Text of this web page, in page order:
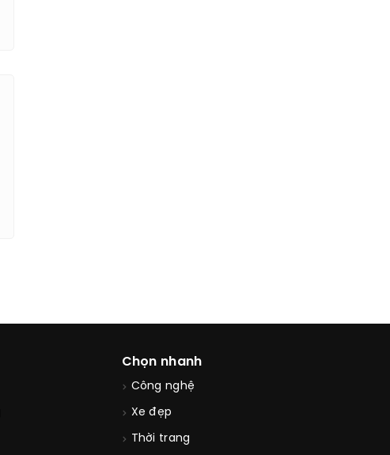
Chọn nhanh
Công nghệ
Xe đẹp
Thời trang